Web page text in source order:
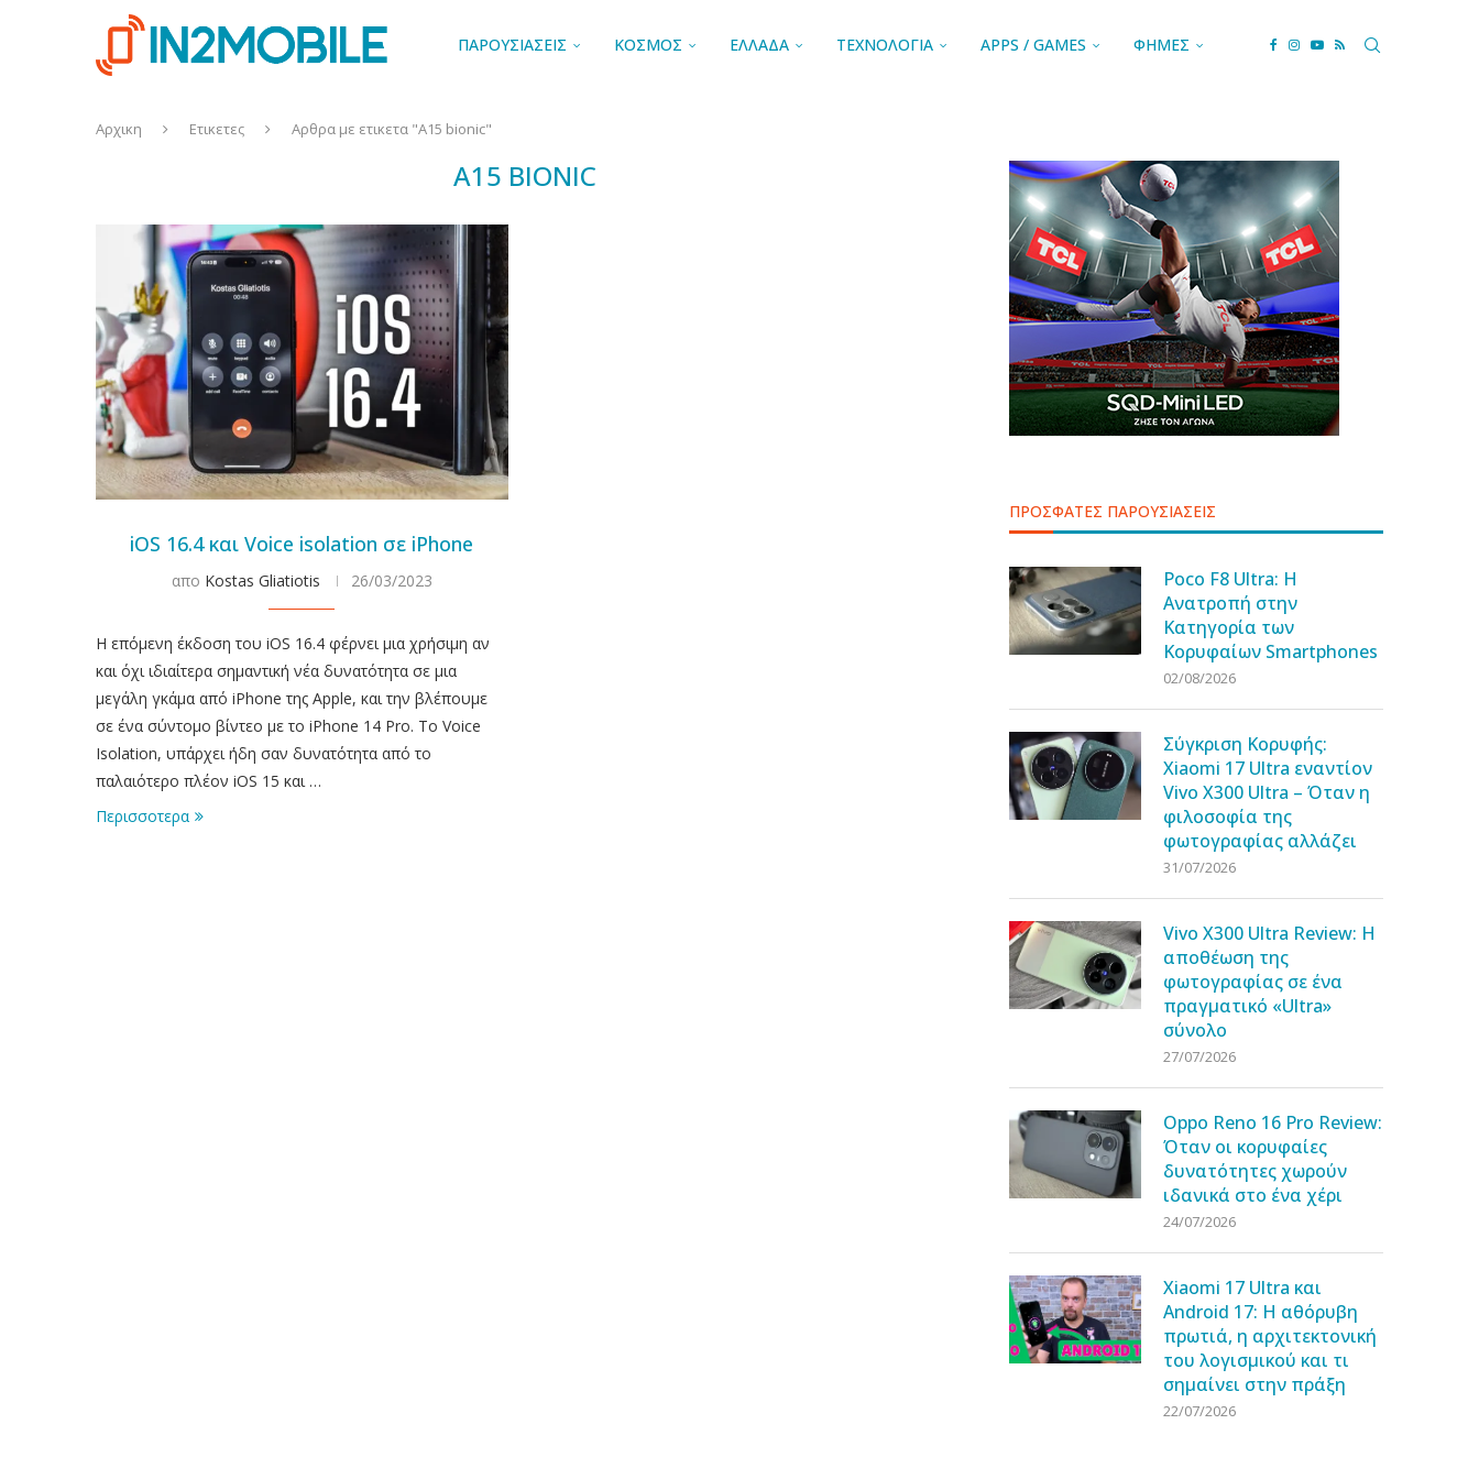
ΠΑΡΟΥΣΙΑΣΕΙΣ ΚΟΣΜΟΣ ΕΛΛΑΔΑ ΤΕΧΝΟΛΟΓΙΑ APPS / GAMES ΦΗΜΕΣ
Αρχικη Ετικετες Αρθρα με ετικετα "A15 bionic"
A15 BIONIC
iOS 16.4 και Voice isolation σε iPhone
απο Kostas Gliatiotis 26/03/2023
H επόμενη έκδοση του iOS 16.4 φέρνει μια χρήσιμη αν
και όχι ιδιαίτερα σημαντική νέα δυνατότητα σε μια
μεγάλη γκάμα από iPhone της Apple, και την βλέπουμε
σε ένα σύντομο βίντεο με το iPhone 14 Pro. Το Voice
Isolation, υπάρχει ήδη σαν δυνατότητα από το
παλαιότερο πλέον iOS 15 και …
Περισσοτερα
ΠΡΟΣΦΑΤΕΣ ΠΑΡΟΥΣΙΑΣΕΙΣ
Poco F8 Ultra: Η
Ανατροπή στην
Κατηγορία των
Κορυφαίων Smartphones
02/08/2026
Σύγκριση Κορυφής:
Xiaomi 17 Ultra εναντίον
Vivo X300 Ultra – Όταν η
φιλοσοφία της
φωτογραφίας αλλάζει
31/07/2026
Vivo X300 Ultra Review: Η
αποθέωση της
φωτογραφίας σε ένα
πραγματικό «Ultra»
σύνολο
27/07/2026
Oppo Reno 16 Pro Review:
Όταν οι κορυφαίες
δυνατότητες χωρούν
ιδανικά στο ένα χέρι
24/07/2026
Xiaomi 17 Ultra και
Android 17: Η αθόρυβη
πρωτιά, η αρχιτεκτονική
του λογισμικού και τι
σημαίνει στην πράξη
22/07/2026